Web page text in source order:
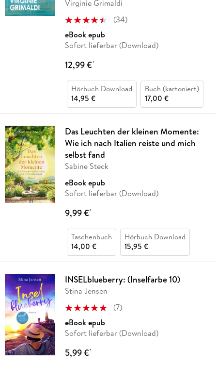
Virginie Grimaldi
(34)
eBook epub
Sofort lieferbar (Download)
12,99 €*
Hörbuch Download
14,95 €
Buch (kartoniert)
17,00 €
Das Leuchten der kleinen Momente:
Wie ich nach Italien reiste und mich
selbst fand
Sabine Steck
eBook epub
Sofort lieferbar (Download)
9,99 €*
Taschenbuch
14,00 €
Hörbuch Download
15,95 €
INSELblueberry: (Inselfarbe 10)
Stina Jensen
(7)
eBook epub
Sofort lieferbar (Download)
5,99 €*